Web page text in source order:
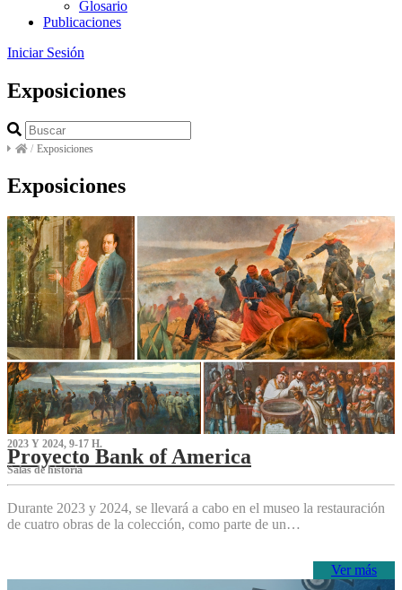
Glosario
Publicaciones
Iniciar Sesión
Exposiciones
/ Exposiciones
Exposiciones
2023 Y 2024, 9-17 H.
Proyecto Bank of America
S‌alas de historia
Durante 2023 y 2024, se llevará a cabo en el museo la restauración
de cuatro obras de la colección, como parte de un…
Ver más